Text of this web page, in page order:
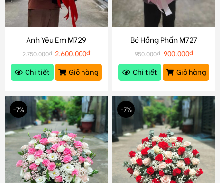
Anh Yêu Em M729
2.750.000₫ 2.600.000₫
Chi tiết
Giỏ hàng
Bó Hồng Phấn M727
950.000₫ 900.000₫
Chi tiết
Giỏ hàng
-7% -7%